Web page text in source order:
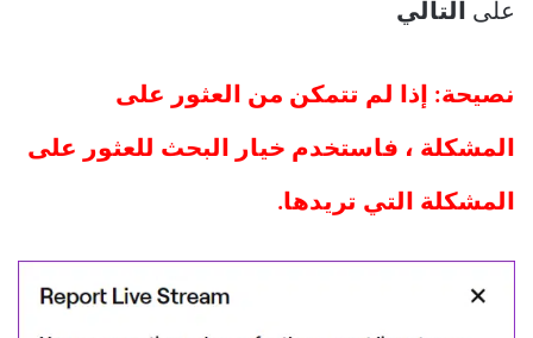
على التالي
نصيحة: إذا لم تتمكن من العثور على
المشكلة ، فاستخدم خيار البحث للعثور على
المشكلة التي تريدها.